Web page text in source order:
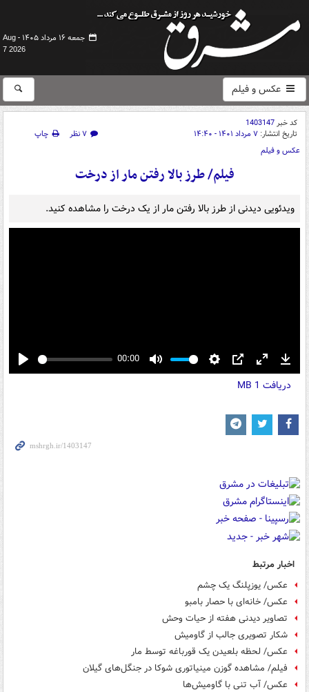
جمعه ۱۶ مرداد ۱۴۰۵ -
Aug
7 2026
عکس و فیلم
کد خبر1403147
تاریخ انتشار: ۷ مرداد ۱۴۰۱ - ۱۴:۴۰ ۷ نظر
چاپ
عکس و فیلم
فیلم/ طرز بالا رفتن مار از درخت
ویدئویی دیدنی از طرز بالا رفتن مار از یک درخت را مشاهده کنید.
Play
00:00
Mute Settings
PIP Enter
fullscreen
دریافت 1 MB
اخبار مرتبط
عکس/ یوزپلنگ یک چشم
عکس/ خانه‌ای با حصار بامبو
تصاویر دیدنی هفته از حیات وحش
شکار تصویری جالب از گاومیش
عکس/ لحظه بلعیدن یک قورباغه توسط مار
فیلم/ مشاهده گوزن مینیاتوری شوکا در جنگل‌های گیلان
عکس/ آب تنی با گاومیش‌ها